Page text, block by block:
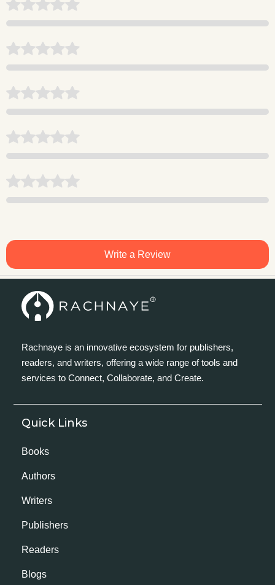
Write a Review
Rachnaye is an innovative ecosystem for publishers,
readers, and writers, offering a wide range of tools and
services to Connect, Collaborate, and Create.
Quick Links
Books
Authors
Writers
Publishers
Readers
Blogs